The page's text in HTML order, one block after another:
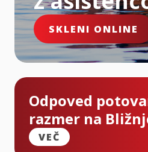
SKLENI ONLINE
Odpoved
razmer na
VEČ